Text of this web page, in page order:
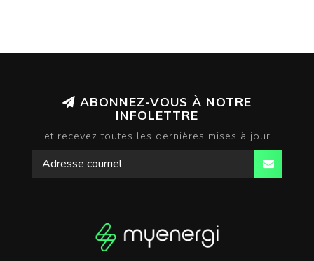
ABONNEZ-VOUS À NOTRE
INFOLETTRE
et recevez toutes les dernières mises à jour